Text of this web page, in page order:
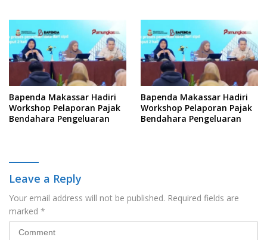
Bapenda Makassar Hadiri
Workshop Pelaporan Pajak
Bendahara Pengeluaran
Bapenda Makassar Hadiri
Workshop Pelaporan Pajak
Bendahara Pengeluaran
Leave a Reply
Your email address will not be published. Required fields are
marked *